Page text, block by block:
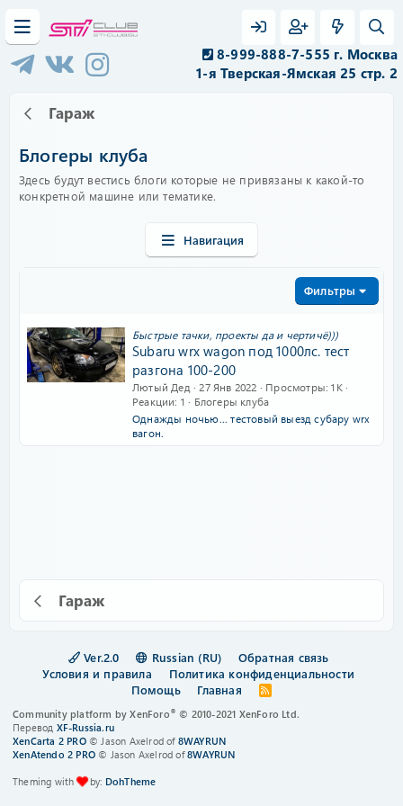
8-999-888-7-555 г. Москва
1-я Тверская-Ямская 25 стр. 2
Гараж
Блогеры клуба
Здесь будут вестись блоги которые не привязаны к какой-то
конкретной машине или тематике.
Навигация
Фильтры
Быстрые тачки, проекты да и чертичё)))
Subaru wrx wagon под 1000лс. тест
разгона 100-200
Лютый Дед 27 Янв 2022 Просмотры 1K
Реакции 1
Блогеры клуба
Однажды ночью... тестовый выезд субару wrx
вагон.
Гараж
Ver.2.0 Russian (RU)
Обратная связь
Условия и правила
Политика конфиденциальности
Помощь
Главная
R
S
Community platform by XenForo® © 2010-2021 XenForo Ltd.
Перевод XF-Russia.ru
XenCarta 2 PRO© Jason Axelrod of 8WAYRUN
XenAtendo 2 PRO © Jason Axelrod of8WAYRUN
Theming with
by: DohTheme